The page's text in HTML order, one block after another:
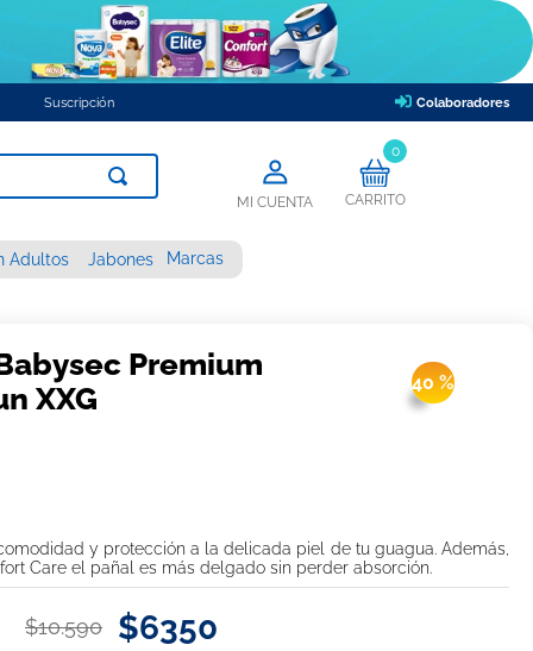
Suscripción Colaboradores
MI CUENTA
0
CARRITO
Adultos Jabones Marcas
Premium
XXG
40 %
y protección a la delicada piel de tu guagua. Además,
Care el pañal es más delgado sin perder absorción.
$10.590 $6350